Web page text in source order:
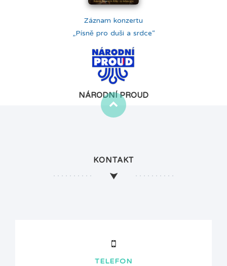
Záznam konzertu
„Písně pro duši a srdce“
NÁRODNÍ PROUD
KONTAKT
TELEFON